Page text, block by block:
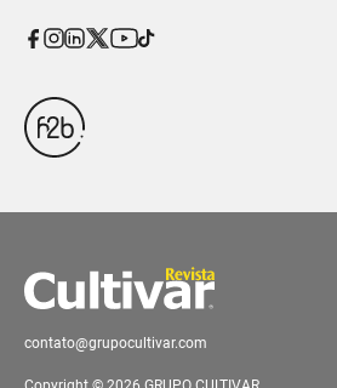
contato@grupocultivar.com